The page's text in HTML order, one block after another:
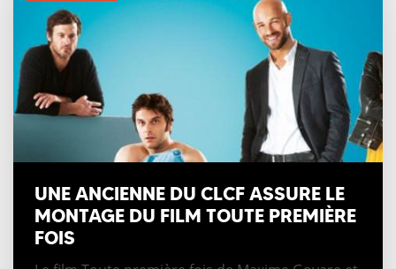
UNE ANCIENNE DU CLCF ASSURE LE
MONTAGE DU FILM TOUTE PREMIÈRE
FOIS